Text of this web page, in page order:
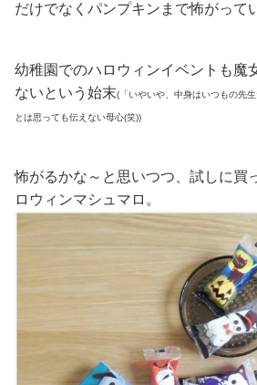
だけでなくパンプキンまで怖がって
幼稚園でのハロウィンイベントも魔
ないという始末(「いやいや、中身はいつもの先
とは思っても伝えない母心(笑))
怖がるかな～と思いつつ、試しに買
ロウィンマシュマロ。